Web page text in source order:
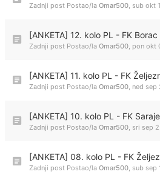
Zadnji post Postao/la Omar500, sub okt
[ANKETA] 12. kolo PL - FK
Zadnji post Postao/la Omar500, pon okt
[ANKETA] 11. kolo PL - FK
Zadnji post Postao/la Omar500, ned sep
[ANKETA] 10. kolo PL - FK
Zadnji post Postao/la Omar500, sri sep
[ANKETA] 08. kolo PL - FK
Zadnji post Postao/la Omar500, sub sep